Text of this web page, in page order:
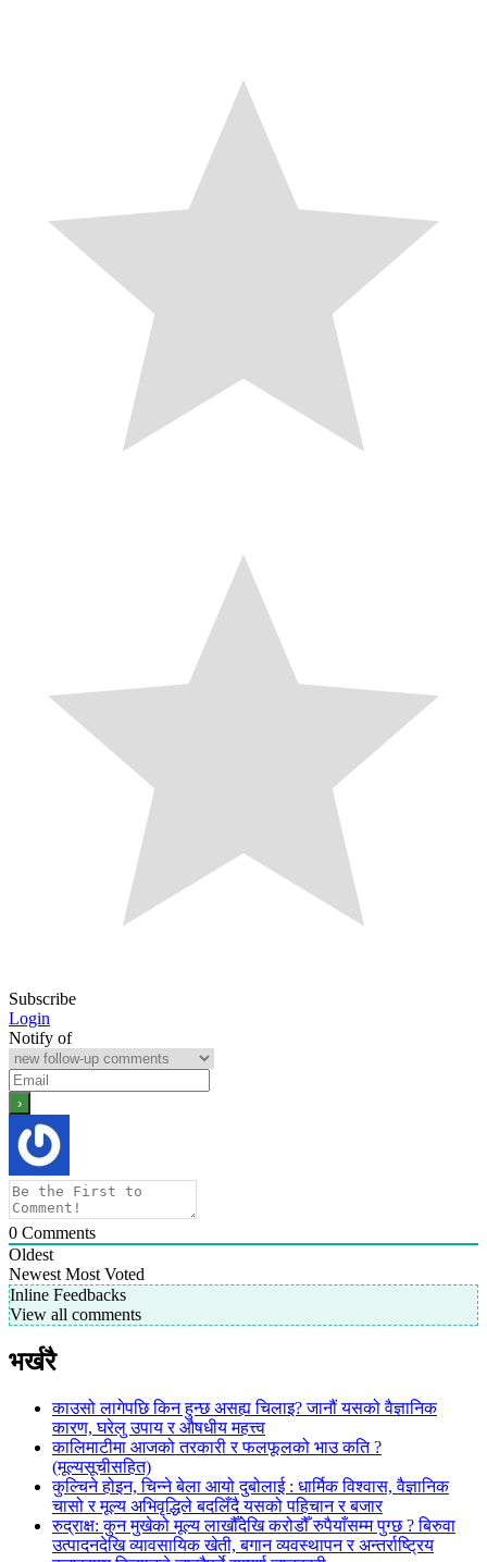
Subscribe
Login
Notify of
0 Comments
Oldest
Newest Most Voted
Inline Feedbacks
View all comments
भर्खरै
काउसो लागेपछि किन हुन्छ असह्य चिलाइ? जानौं यसको वैज्ञानिक
कारण, घरेलु उपाय र औषधीय महत्त्व
कालिमाटीमा आजको तरकारी र फलफूलको भाउ कति ?
(मूल्यसूचीसहित)
कुल्चिने होइन, चिन्ने बेला आयो दुबोलाई : धार्मिक विश्वास, वैज्ञानिक
चासो र मूल्य अभिवृद्धिले बदलिँदै यसको पहिचान र बजार
रुद्राक्ष: कुन मुखेको मूल्य लाखौँदेखि करोडौँ रुपैयाँसम्म पुग्छ ? बिरुवा
उत्पादनदेखि व्यावसायिक खेती, बगान व्यवस्थापन र अन्तर्राष्ट्रिय